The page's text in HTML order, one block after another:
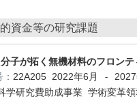
資金等の研究課題
子が拓く無機材料のフロンテ
22A205 2022年6月 -
学研究費助成事業 学術変革